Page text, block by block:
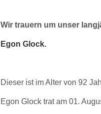
Wir trauern um unser
Egon Glock.
Dieser ist im Alter von 92
Egon Glock trat am 01.